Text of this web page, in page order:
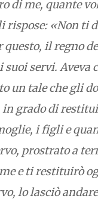
di me, quante
rispose: «Non ti
il regno
servi. Aveva
un tale che gli
grado di
i figli e
prostrato a
e ti restituirò
lo lasciò